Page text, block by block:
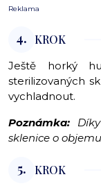
Reklama
4. KROK
Ještě horký
sterilizovaných
vychladnout.
Poznámka:
sklenice o
5. KROK